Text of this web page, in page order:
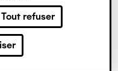
Tout refuser